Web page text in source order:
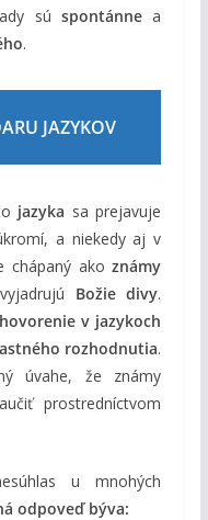
súspontánne a
.
JAZYKOV
jazyka sa prejavuje
a niekedy aj v
chápaný akoznámy
Božie divy.
hovorenie v jazykoch
rozhodnutia.
úvahe, že známy
prostredníctvom
u mnohých
odpoveď býva: